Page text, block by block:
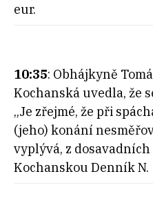
eur.
10:35: Obhájkyně
Kochanská uvedla, že
„Je zřejmé, že při
(jeho) konání
vyplývá, z
Kochanskou Denník N.